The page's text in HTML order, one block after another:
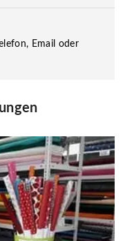
Email oder